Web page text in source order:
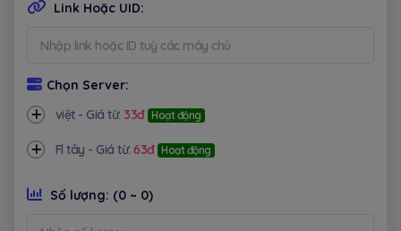
Link Hoặc UID:
Chọn Server:
việt - Giá từ: 33đ Hoạt động
Fl tây - Giá từ: 63đ Hoạt động
Số lượng: (0 ~ 0)